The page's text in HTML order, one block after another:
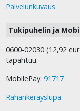
Palvelunkuvaus
Tukipuhelin ja
0600-02030 (12,92
tapahtuu.
MobilePay: 91717
Rahankeräyslupa